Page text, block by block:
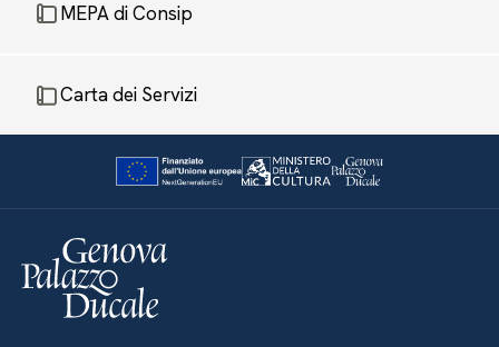
MEPA di Consip
Carta dei Servizi